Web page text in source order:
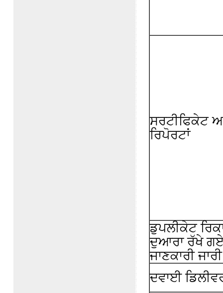
ਸਰਟੀਫਿਕੇਟ
ਰਿਪੋਰਟਾਂ
ਡੁਪਲੀਕੇਟ
ਦੁਆਰਾ ਰੱਖੇ ਗਏ
ਜਾਣਕਾਰੀ
ਦਵਾਈ